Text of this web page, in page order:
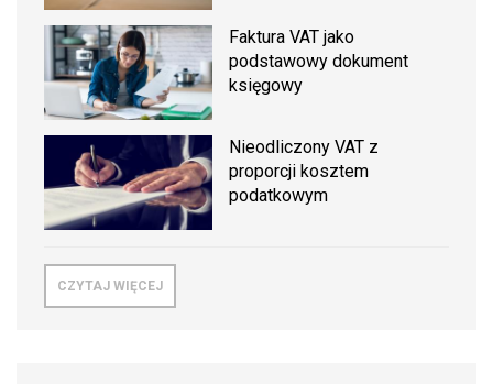
Faktura VAT jako
podstawowy dokument
księgowy
Nieodliczony VAT z
proporcji kosztem
podatkowym
CZYTAJ WIĘCEJ